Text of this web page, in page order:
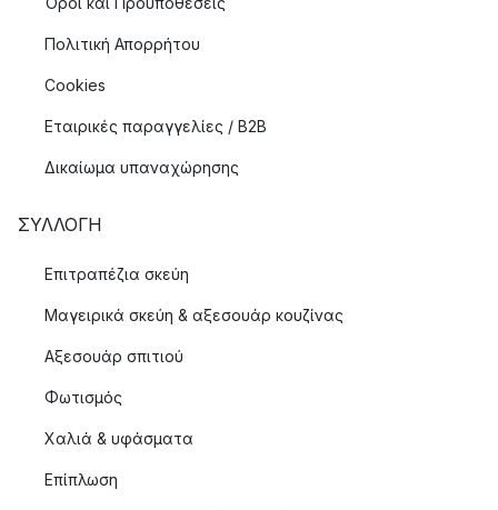
Πολιτική Απορρήτου
Cookies
Εταιρικές παραγγελίες / B2B
Δικαίωμα υπαναχώρησης
ΣΥΛΛΟΓΉ
Επιτραπέζια σκεύη
Μαγειρικά σκεύη & αξεσουάρ κουζίνας
Αξεσουάρ σπιτιού
Φωτισμός
Χαλιά & υφάσματα
Επίπλωση